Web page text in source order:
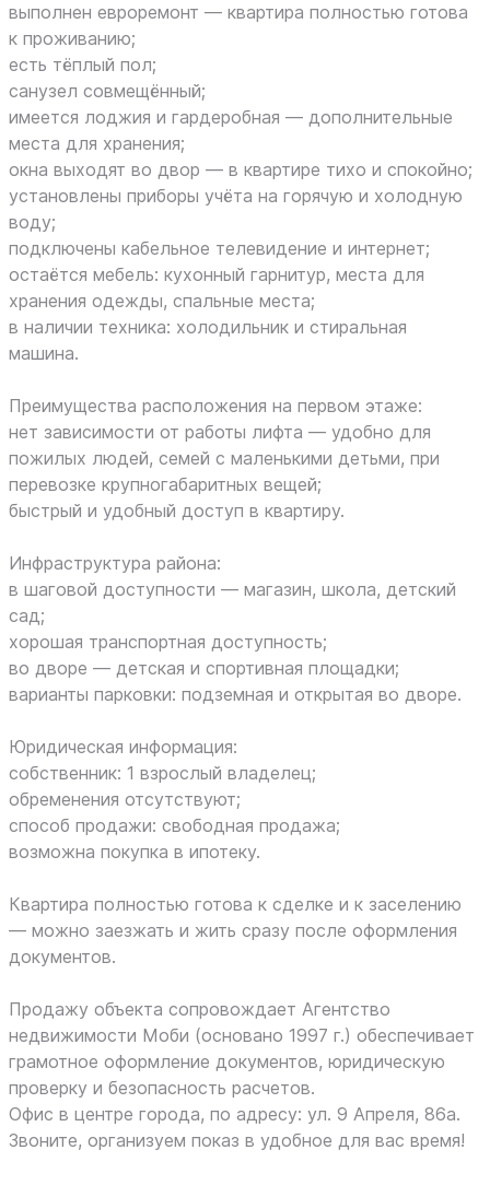
выполнен евроремонт — квартира полностью готова
к проживанию;
есть тёплый пол;
санузел совмещённый;
имеется лоджия и гардеробная — дополнительные
места для хранения;
окна выходят во двор — в квартире тихо и спокойно;
установлены приборы учёта на горячую и холодную
воду;
подключены кабельное телевидение и интернет;
остаётся мебель: кухонный гарнитур, места для
хранения одежды, спальные места;
в наличии техника: холодильник и стиральная
машина.
Преимущества расположения на первом этаже:
нет зависимости от работы лифта — удобно для
пожилых людей, семей с маленькими детьми, при
перевозке крупногабаритных вещей;
быстрый и удобный доступ в квартиру.
Инфраструктура района:
в шаговой доступности — магазин, школа, детский
сад;
хорошая транспортная доступность;
во дворе — детская и спортивная площадки;
варианты парковки: подземная и открытая во дворе.
Юридическая информация:
собственник: 1 взрослый владелец;
обременения отсутствуют;
способ продажи: свободная продажа;
возможна покупка в ипотеку.
Квартира полностью готова к сделке и к заселению
— можно заезжать и жить сразу после оформления
документов.
Продажу объекта сопровождает Агентство
недвижимости Моби (основано 1997 г.) обеспечивает
грамотное оформление документов, юридическую
проверку и безопасность расчетов.
Офис в центре города, по адресу: ул. 9 Апреля, 86а.
Звоните, организуем показ в удобное для вас время!